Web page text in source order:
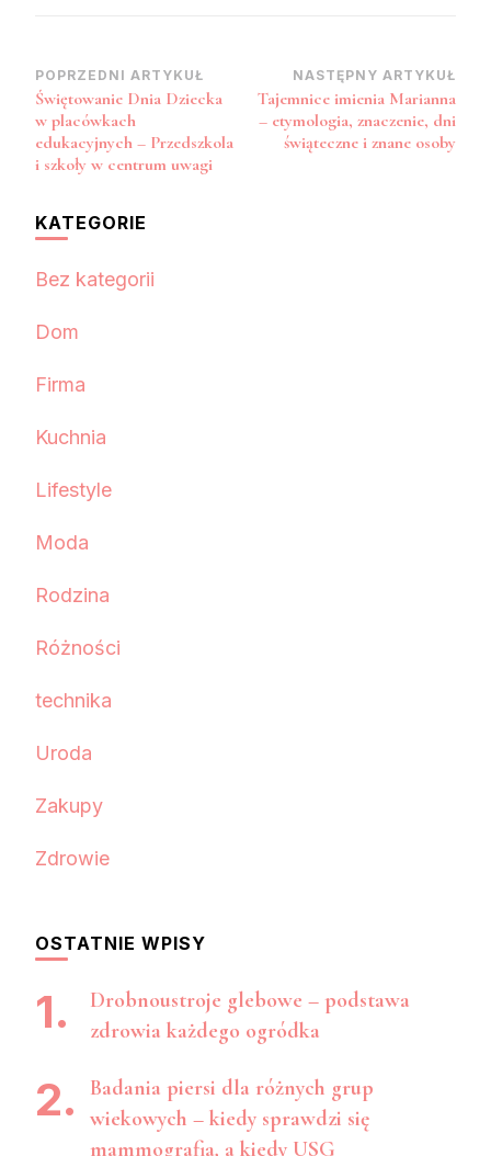
Nawigacja
wpisu
POPRZEDNI ARTYKUŁ
Świętowanie Dnia Dziecka
w placówkach
edukacyjnych – Przedszkola
i szkoły w centrum uwagi
NASTĘPNY ARTYKUŁ
Tajemnice imienia Marianna
– etymologia, znaczenie, dni
świąteczne i znane osoby
KATEGORIE
Bez kategorii
Dom
Firma
Kuchnia
Lifestyle
Moda
Rodzina
Różności
technika
Uroda
Zakupy
Zdrowie
OSTATNIE WPISY
Drobnoustroje glebowe – podstawa
zdrowia każdego ogródka
Badania piersi dla różnych grup
wiekowych – kiedy sprawdzi się
mammografia, a kiedy USG